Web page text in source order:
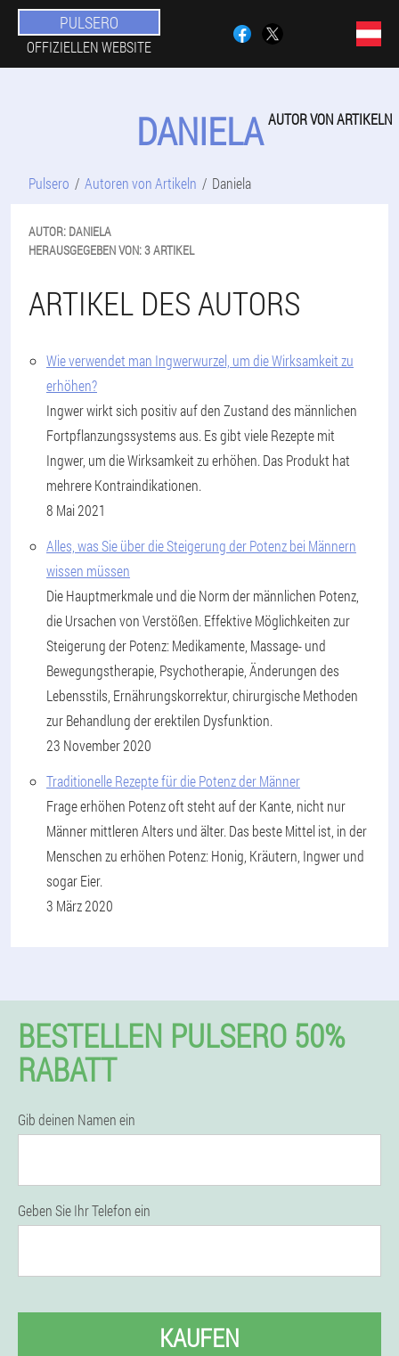
PULSERO
OFFIZIELLEN WEBSITE
DANIELA AUTOR VON ARTIKELN
Pulsero Autoren von Artikeln Daniela
AUTOR: DANIELA
HERAUSGEGEBEN VON:3 ARTIKEL
ARTIKEL DES AUTORS
Wie verwendet man Ingwerwurzel, um die Wirksamkeit zu
erhöhen?
Ingwer wirkt sich positiv auf den Zustand des männlichen
Fortpflanzungssystems aus. Es gibt viele Rezepte mit
Ingwer, um die Wirksamkeit zu erhöhen. Das Produkt hat
mehrere Kontraindikationen.
8 Mai 2021
Alles, was Sie über die Steigerung der Potenz bei Männern
wissen müssen
Die Hauptmerkmale und die Norm der männlichen Potenz,
die Ursachen von Verstößen. Effektive Möglichkeiten zur
Steigerung der Potenz: Medikamente, Massage- und
Bewegungstherapie, Psychotherapie, Änderungen des
Lebensstils, Ernährungskorrektur, chirurgische Methoden
zur Behandlung der erektilen Dysfunktion.
23 November 2020
Traditionelle Rezepte für die Potenz der Männer
Frage erhöhen Potenz oft steht auf der Kante, nicht nur
Männer mittleren Alters und älter. Das beste Mittel ist, in der
Menschen zu erhöhen Potenz: Honig, Kräutern, Ingwer und
sogar Eier.
3 März 2020
BESTELLEN PULSERO 50%
RABATT
Gib deinen Namen ein
Geben Sie Ihr Telefon ein
KAUFEN